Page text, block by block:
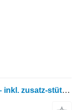
Kuhn prolander 7500 – top zustand– inkl. zusatz-stützrad im kundenauf